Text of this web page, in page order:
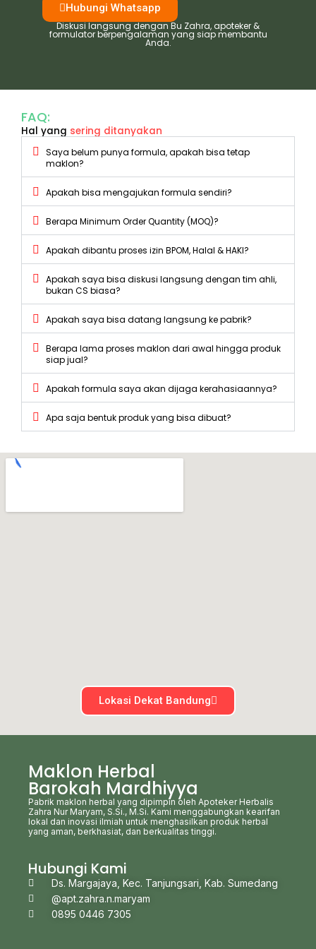
Hubungi Whatsapp
Diskusi langsung dengan Bu Zahra, apoteker &
formulator berpengalaman yang siap membantu
Anda.
FAQ:
Hal yang sering ditanyakan
Saya belum punya formula, apakah bisa tetap
maklon?
Apakah bisa mengajukan formula sendiri?
Berapa Minimum Order Quantity (MOQ)?
Apakah dibantu proses izin BPOM, Halal & HAKI?
Apakah saya bisa diskusi langsung dengan tim ahli,
bukan CS biasa?
Apakah saya bisa datang langsung ke pabrik?
Berapa lama proses maklon dari awal hingga produk
siap jual?
Apakah formula saya akan dijaga kerahasiaannya?
Apa saja bentuk produk yang bisa dibuat?
Lokasi Dekat Bandung
Maklon Herbal
Barokah Mardhiyya
Pabrik maklon herbal yang dipimpin oleh Apoteker Herbalis
Zahra Nur Maryam, S.Si., M.Si. Kami menggabungkan kearifan
lokal dan inovasi ilmiah untuk menghasilkan produk herbal
yang aman, berkhasiat, dan berkualitas tinggi.
Hubungi Kami
Ds. Margajaya, Kec. Tanjungsari, Kab. Sumedang
@apt.zahra.n.maryam
0895 0446 7305